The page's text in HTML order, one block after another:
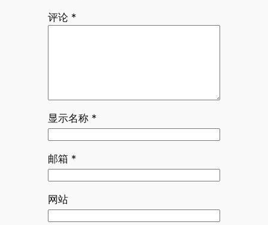
评论 *
显示名称 *
邮箱 *
网站